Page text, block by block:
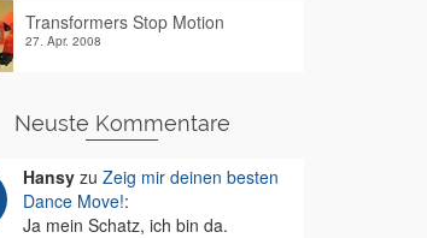
Transformers Stop Motion
27. Apr. 2008
Neuste Kommentare
Hansyzu Zeig mir deinen besten
Dance Move!:
Ja mein Schatz, ich bin da.